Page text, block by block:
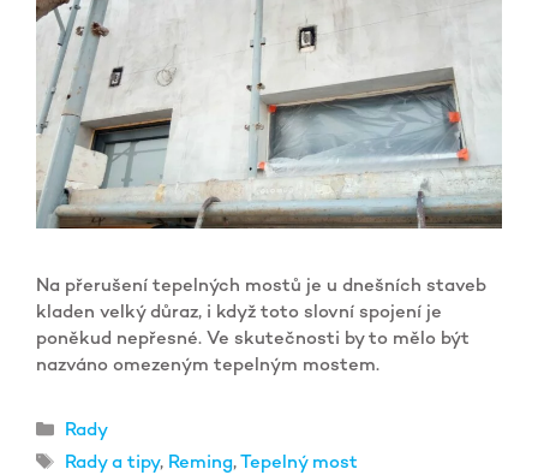
Na přerušení tepelných mostů je u dnešních staveb
kladen velký důraz, i když toto slovní spojení je
poněkud nepřesné. Ve skutečnosti by to mělo být
nazváno omezeným tepelným mostem.
Rubriky
Rady
Štítky
Rady a tipy, Reming,Tepelný most